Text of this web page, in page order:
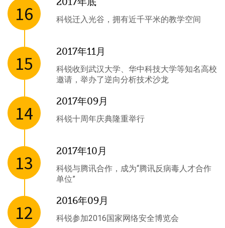
16 科锐迁入光谷，拥有近千平米的教学空间
15
2017年11月
科锐收到武汉大学、华中科技大学等知名高校
邀请，举办了逆向分析技术沙龙
14
2017年09月
科锐十周年庆典隆重举行
13
2017年10月
科锐与腾讯合作，成为“腾讯反病毒人才合作
单位”
12
2016年09月
科锐参加2016国家网络安全博览会